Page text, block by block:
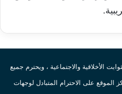
الأخلاقية والاجتماعية ، ويحترم جميع
الموقع على الاحترام المتبادل لوجهات